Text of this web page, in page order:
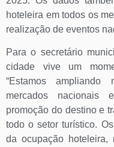
hoteleira em todos os
realização de eventos
Para o secretário
cidade vive um
“Estamos ampliando
mercados nacionais
promoção do destino e
todo o setor turístico.
da ocupação hoteleira,